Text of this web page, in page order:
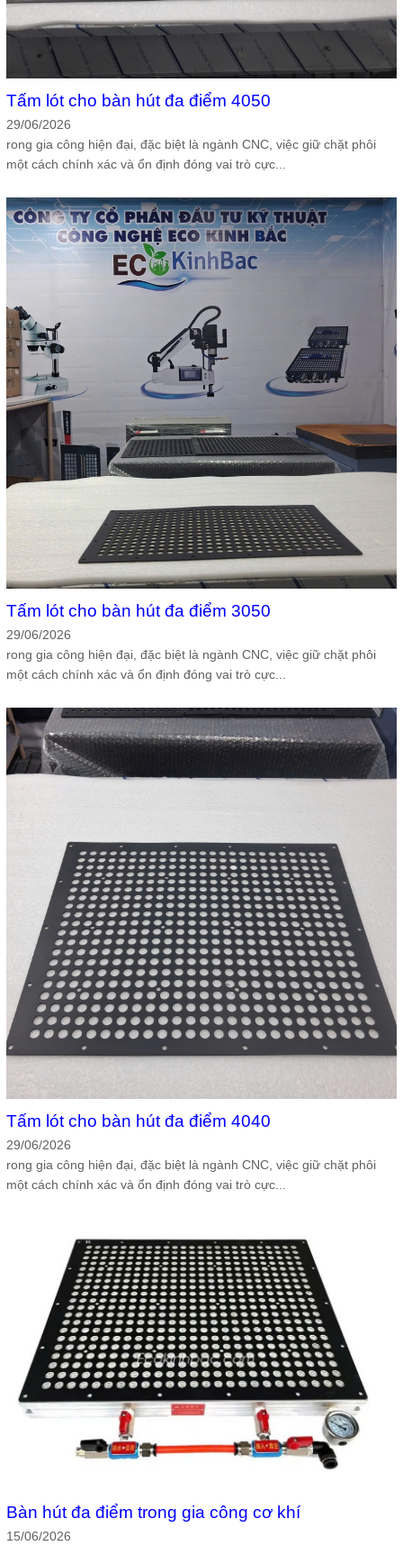
Tấm lót cho bàn hút đa điểm 4050
29/06/2026
rong gia công hiện đại, đặc biệt là ngành CNC, việc giữ chặt phôi
một cách chính xác và ổn định đóng vai trò cực...
Tấm lót cho bàn hút đa điểm 3050
29/06/2026
rong gia công hiện đại, đặc biệt là ngành CNC, việc giữ chặt phôi
một cách chính xác và ổn định đóng vai trò cực...
Tấm lót cho bàn hút đa điểm 4040
29/06/2026
rong gia công hiện đại, đặc biệt là ngành CNC, việc giữ chặt phôi
một cách chính xác và ổn định đóng vai trò cực...
Bàn hút đa điểm trong gia công cơ khí
15/06/2026